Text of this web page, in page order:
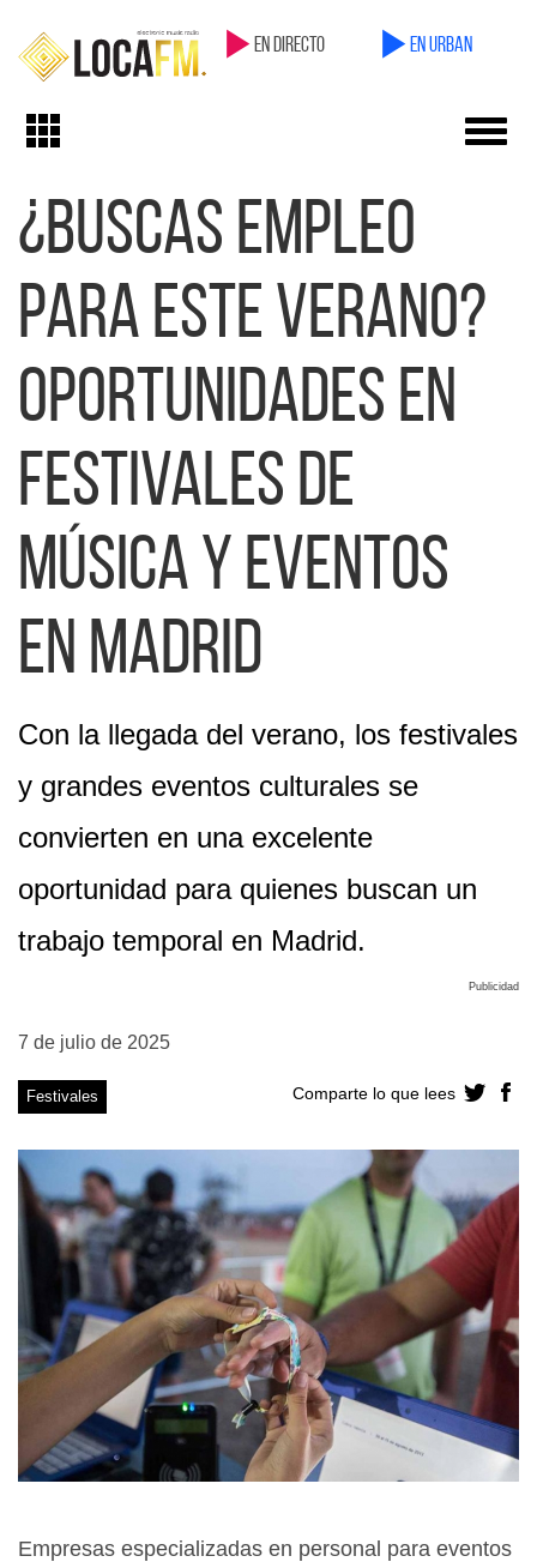
en directo en Urban
Toggle
¿Buscas empleo
para este verano?
Oportunidades en
festivales de
música y eventos
en Madrid
Con la llegada del verano, los festivales
y grandes eventos culturales se
convierten en una excelente
oportunidad para quienes buscan un
trabajo temporal en Madrid.
Publicidad
7 de julio de 2025
Festivales Comparte lo que lees
Empresas especializadas en personal para eventos